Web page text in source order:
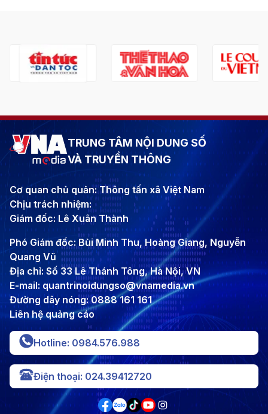
TRUNG TÂM NỘI DUNG SỐ
VÀ TRUYỀN THÔNG
Cơ quan chủ quản: Thông tấn xã Việt Nam
Chịu trách nhiệm:
Giám đốc: Lê Xuân Thành
Phó Giám đốc: Bùi Minh Thu, Hoàng Giang, Nguyễn
Quang Vũ
Địa chỉ: Số 33 Lê Thánh Tông, Hà Nội, VN
E-mail: quantrinoidungso@vnamedia.vn
Đường dây nóng: 0888 161 161
Liên hệ quảng cáo
Hotline: 0984.576.988
Điện thoại: 024.39412720